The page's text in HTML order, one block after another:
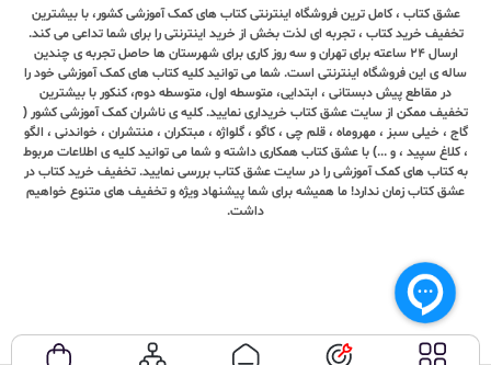
عشق کتاب ، کامل ترین فروشگاه اینترنتی کتاب های کمک آموزشی کشور، با بیشترین
تخفیف خرید کتاب ، تجربه ای لذت بخش از خرید اینترنتی را برای شما تداعی می کند.
ارسال ٢٤ ساعته برای تهران و سه روز کاری برای شهرستان ها حاصل تجربه ی چندین
ساله ی این فروشگاه اینترنتی است. شما می توانید کلیه کتاب های کمک آموزشی خود را
در مقاطع پیش دبستانی ، ابتدایی، متوسطه اول، متوسطه دوم، کنکور با بیشترین
تخفیف ممکن از سایت عشق کتاب خریداری نمایید. کلیه ی ناشران کمک آموزشی کشور (
گاج ، خیلی سبز ، مهروماه ، قلم چی ، کاگو ، گلواژه ، مبتکران ، منتشران ، خواندنی ، الگو
، کلاغ سپید ، و ...) با عشق کتاب همکاری داشته و شما می توانید کلیه ی اطلاعات مربوط
به کتاب های کمک آموزشی را در سایت عشق کتاب بررسی نمایید. تخفیف خرید کتاب در
عشق کتاب زمان ندارد! ما همیشه برای شما پیشنهاد ویژه و تخفیف های متنوع خواهیم
داشت.